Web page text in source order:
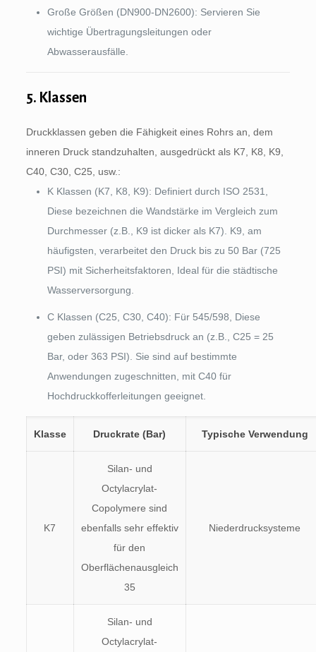
Große Größen (DN900-DN2600): Servieren Sie
wichtige Übertragungsleitungen oder
Abwasserausfälle.
5. Klassen
Druckklassen geben die Fähigkeit eines Rohrs an, dem
inneren Druck standzuhalten, ausgedrückt als K7, K8, K9,
C40, C30, C25, usw.:
K Klassen (K7, K8, K9): Definiert durch ISO 2531,
Diese bezeichnen die Wandstärke im Vergleich zum
Durchmesser (z.B., K9 ist dicker als K7). K9, am
häufigsten, verarbeitet den Druck bis zu 50 Bar (725
PSI) mit Sicherheitsfaktoren, Ideal für die städtische
Wasserversorgung.
C Klassen (C25, C30, C40): Für 545/598, Diese
geben zulässigen Betriebsdruck an (z.B., C25 = 25
Bar, oder 363 PSI). Sie sind auf bestimmte
Anwendungen zugeschnitten, mit C40 für
Hochdruckkofferleitungen geeignet.
Klasse Druckrate (Bar) Typische Verwendung
K7
Silan- und
Octylacrylat-
Copolymere sind
ebenfalls sehr effektiv
für den
Oberflächenausgleich
35
Niederdrucksysteme
Silan- und
Octylacrylat-